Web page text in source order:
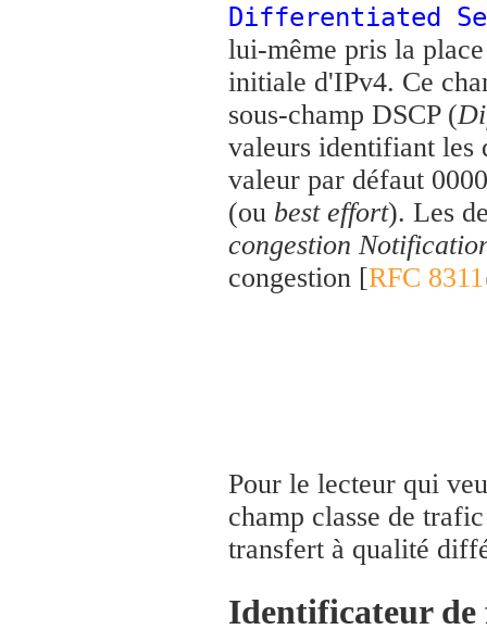
Differentiated
lui-même pris la
initiale d'IPv4. Ce
sous-champ DSCP (
valeurs identifiant les
valeur par défaut
(ou best effort). Les
congestion
congestion [RFC 8311
Pour le lecteur qui
champ classe de
transfert à qualité
Identificateur